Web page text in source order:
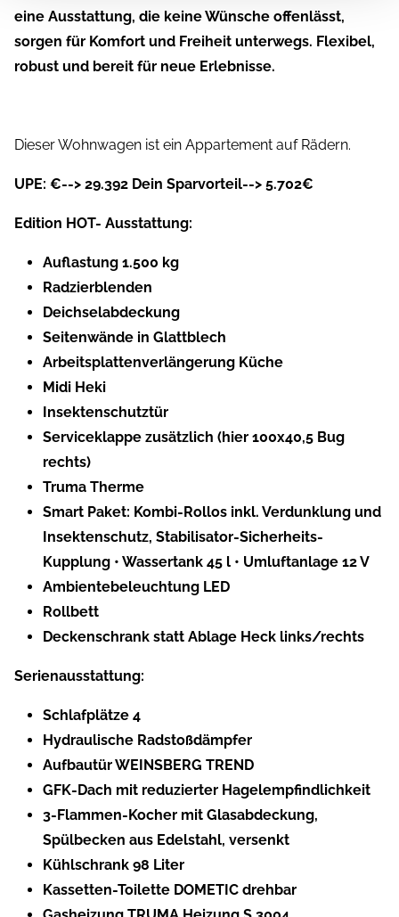
eine Ausstattung, die keine Wünsche offenlässt,
sorgen für Komfort und Freiheit unterwegs. Flexibel,
robust und bereit für neue Erlebnisse.
Dieser Wohnwagen ist ein Appartement auf Rädern.
UPE: €--> 29.392 Dein Sparvorteil--> 5.702€
Edition HOT- Ausstattung:
Auflastung 1.500 kg
Radzierblenden
Deichselabdeckung
Seitenwände in Glattblech
Arbeitsplattenverlängerung Küche
Midi Heki
Insektenschutztür
Serviceklappe zusätzlich (hier 100x40,5 Bug
rechts)
Truma Therme
Smart Paket: Kombi-Rollos inkl. Verdunklung und
Insektenschutz, Stabilisator-Sicherheits-
Kupplung • Wassertank 45 l • Umluftanlage 12 V
Ambientebeleuchtung LED
Rollbett
Deckenschrank statt Ablage Heck links/rechts
Serienausstattung:
Schlafplätze 4
Hydraulische Radstoßdämpfer
Aufbautür WEINSBERG TREND
GFK-Dach mit reduzierter Hagelempfindlichkeit
3-Flammen-Kocher mit Glasabdeckung,
Spülbecken aus Edelstahl, versenkt
Kühlschrank 98 Liter
Kassetten-Toilette DOMETIC drehbar